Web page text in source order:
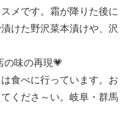
メです。霜が降りた後に
けた野沢菜本漬けや、沢
の味の再現💗
食べに行っています。お
くださ～い。岐阜・群馬